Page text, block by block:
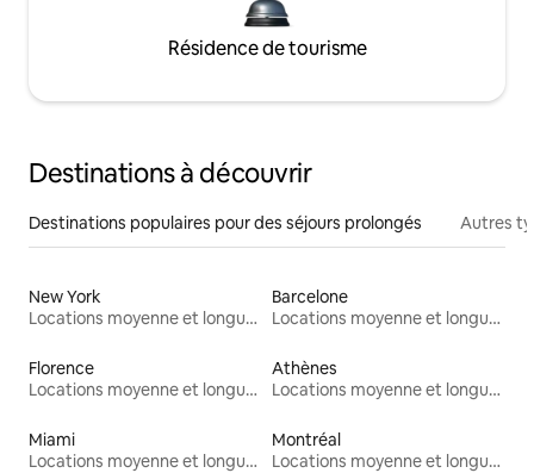
Résidence de tourisme
Destinations à découvrir
Destinations populaires pour des séjours prolongés Autres
New York
Locations moyenne et longue durée
Barcelone
Locations moyenne et longue durée
Florence
Locations moyenne et longue durée
Athènes
Locations moyenne et longue durée
Miami
Locations moyenne et longue durée
Montréal
Locations moyenne et longue durée